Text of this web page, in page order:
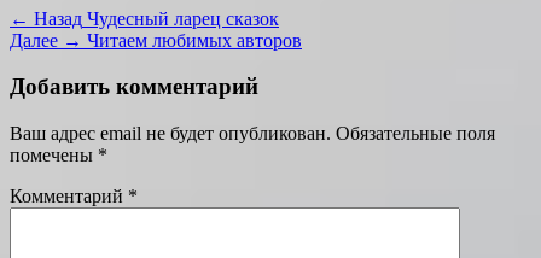
Навигация
по
записям
← Назад Предыдущая
запись:
Чудесный ларец сказок
Далее → Следующая
Читаем любимых авторов
Добавить комментарий
Ваш адрес email не будет опубликован. Обязательные поля
помечены *
Комментарий *